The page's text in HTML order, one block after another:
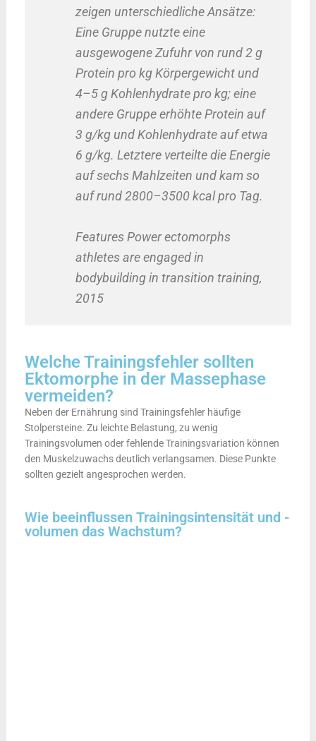
zeigen unterschiedliche Ansätze:
Eine Gruppe nutzte eine
ausgewogene Zufuhr von rund 2 g
Protein pro kg Körpergewicht und
4–5 g Kohlenhydrate pro kg; eine
andere Gruppe erhöhte Protein auf
3 g/kg und Kohlenhydrate auf etwa
6 g/kg. Letztere verteilte die Energie
auf sechs Mahlzeiten und kam so
auf rund 2800–3500 kcal pro Tag.
Features Power ectomorphs
athletes are engaged in
bodybuilding in transition training,
2015
Welche Trainingsfehler sollten
Ektomorphe in der Massephase
vermeiden?
Neben der Ernährung sind Trainingsfehler häufige
Stolpersteine. Zu leichte Belastung, zu wenig
Trainingsvolumen oder fehlende Trainingsvariation können
den Muskelzuwachs deutlich verlangsamen. Diese Punkte
sollten gezielt angesprochen werden.
Wie beeinflussen Trainingsintensität und -
volumen das Wachstum?